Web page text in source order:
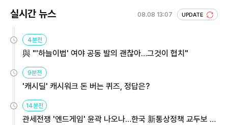
실시간 뉴스 08.08 13:07 UPDATE
4분전
與 "'하늘이법' 여야 공동 발의 괜찮아…그것이 협치"
9분전
'캐시딜' 캐시워크 돈 버는 퀴즈, 정답은?
14분전
관세전쟁 '엔드게임' 윤곽 나오나…한국 新통상정책 교두보 활